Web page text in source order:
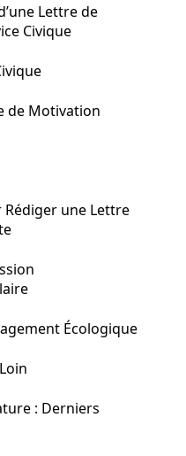
Lettre de
Civique
de Motivation
Rédiger une Lettre
Écologique
: Derniers